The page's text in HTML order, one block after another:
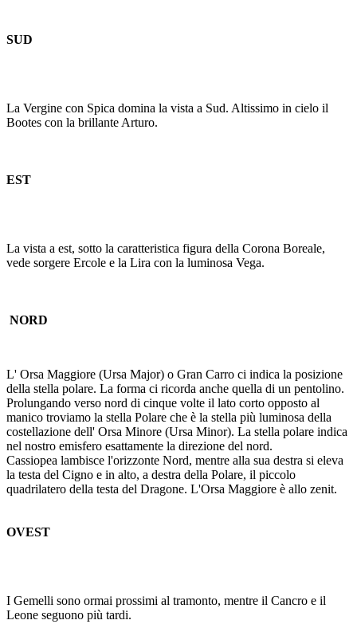
SUD
La Vergine con Spica domina la vista a Sud. Altissimo in cielo il
Bootes con la brillante Arturo.
EST
La vista a est, sotto la caratteristica figura della Corona Boreale,
vede sorgere Ercole e la Lira con la luminosa Vega.
NORD
L' Orsa Maggiore (Ursa Major) o Gran Carro ci indica la posizione
della stella polare. La forma ci ricorda anche quella di un pentolino.
Prolungando verso nord di cinque volte il lato corto opposto al
manico troviamo la stella Polare che è la stella più luminosa della
costellazione dell' Orsa Minore (Ursa Minor). La stella polare indica
nel nostro emisfero esattamente la direzione del nord.
Cassiopea lambisce l'orizzonte Nord, mentre alla sua destra si eleva
la testa del Cigno e in alto, a destra della Polare, il piccolo
quadrilatero della testa del Dragone. L'Orsa Maggiore è allo zenit.
OVEST
I Gemelli sono ormai prossimi al tramonto, mentre il Cancro e il
Leone seguono più tardi.